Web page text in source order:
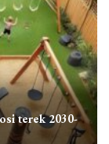
terek 2030-